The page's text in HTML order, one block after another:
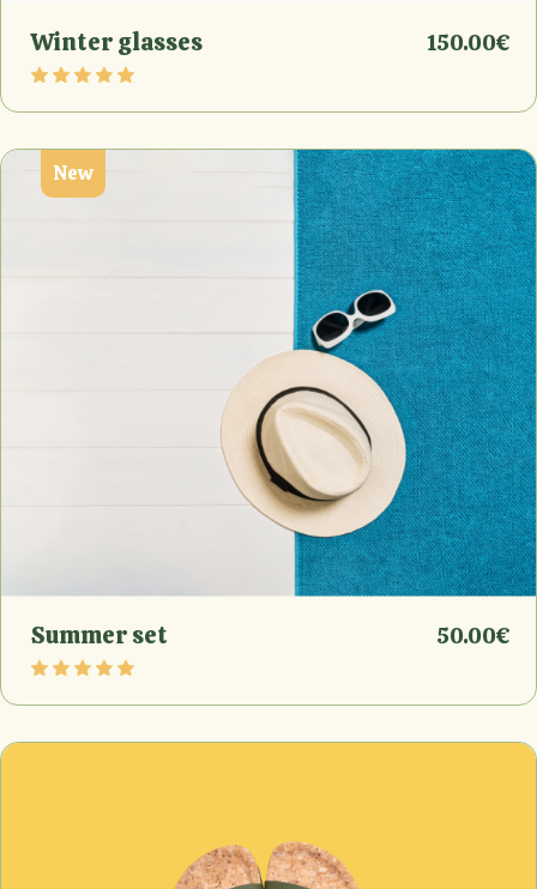
Winter glasses 150.00€
New
Summer set 50.00€